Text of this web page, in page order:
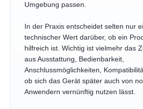
Umgebung passen.
In der Praxis entscheidet selten nur
technischer Wert darüber, ob ein
hilfreich ist. Wichtig ist vielmehr das
aus Ausstattung, Bedienbarkeit,
Anschlussmöglichkeiten,
ob sich das Gerät später auch von
Anwendern vernünftig nutzen lässt.